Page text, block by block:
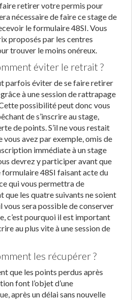
faire retirer votre permis pour
nécessaire de faire ce stage de
le formulaire 48SI. Vous
proposés par les centres
trouver le moins onéreux.
éviter le retrait ?
parfois éviter de se faire retirer
à une session de rattrapage
possibilité peut donc vous
de s’inscrire au stage,
de points. S’il ne vous restait
vous avez par exemple, omis de
immédiate à un stage
devrez y participer avant que
48SI faisant acte du
qui vous permettra de
que les quatre suivants ne soient
vous sera possible de conserver
c’est pourquoi il est important
au plus vite à une session de
les récupérer ?
que les points perdus après
font l’objet d’une
après un délai sans nouvelle